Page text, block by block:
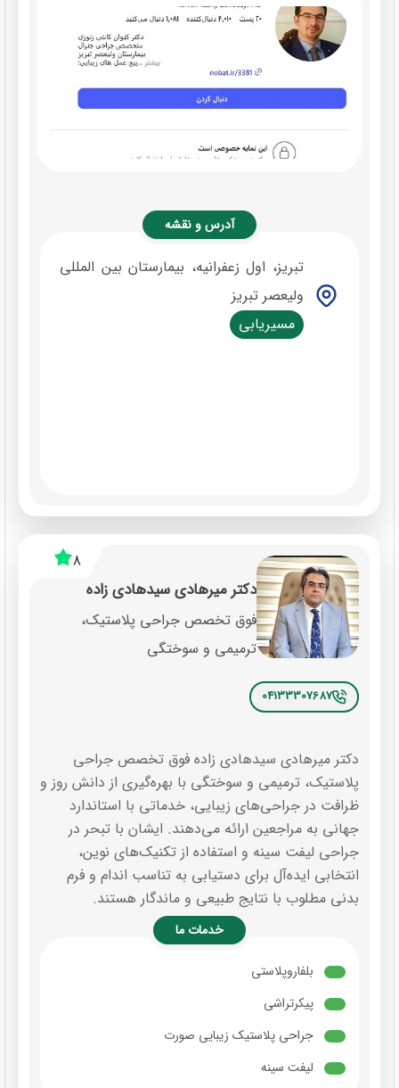
آدرس و نقشه
تبریز، اول زعفرانیه، بیمارستان بین المللی
ولیعصر تبریز
مسیریابی
8
دکتر میرهادی سیدهادی زاده
فوق تخصص جراحی پلاستیک،
ترمیمی و سوختگی
04133307687
دکتر میرهادی سیدهادی زاده فوق تخصص جراحی
پلاستیک، ترمیمی و سوختگی با بهره‌گیری از دانش روز و
ظرافت در جراحی‌های زیبایی، خدماتی با استاندارد
جهانی به مراجعین ارائه می‌دهند. ایشان با تبحر در
جراحی لیفت سینه و استفاده از تکنیک‌های نوین،
انتخابی ایده‌آل برای دستیابی به تناسب اندام و فرم
بدنی مطلوب با نتایج طبیعی و ماندگار هستند.
خدمات ما
بلفاروپلاستی
پیکرتراشی
جراحی پلاستیک زیبایی صورت
لیفت سینه